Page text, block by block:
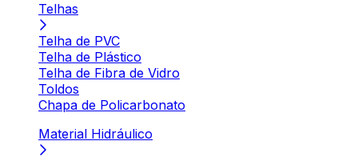
Telhas
Telha de PVC
Telha de Plástico
Telha de Fibra de Vidro
Toldos
Chapa de Policarbonato
Material Hidráulico